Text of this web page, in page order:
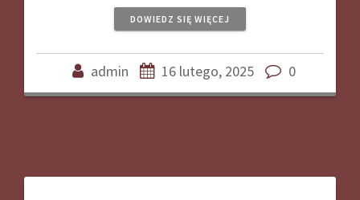
DOWIEDZ SIĘ WIĘCEJ
admin 16 lutego, 2025 0